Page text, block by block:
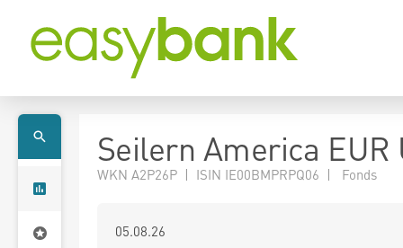
Seilern America EUR
WKN A2P26P | ISIN IE00BMPRPQ06 | Fonds
05.08.26